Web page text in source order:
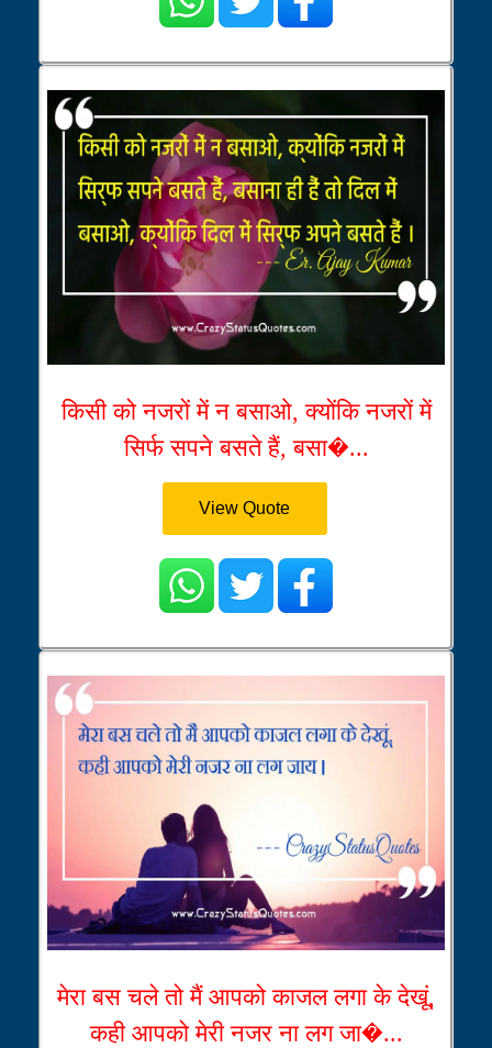
किसी को नजरों में न बसाओ, क्योंकि नजरों में
सिर्फ सपने बसते हैं, बसा�...
View Quote
मेरा बस चले तो मैं आपको काजल लगा के देखूं,
कही आपको मेरी नजर ना लग जा�...